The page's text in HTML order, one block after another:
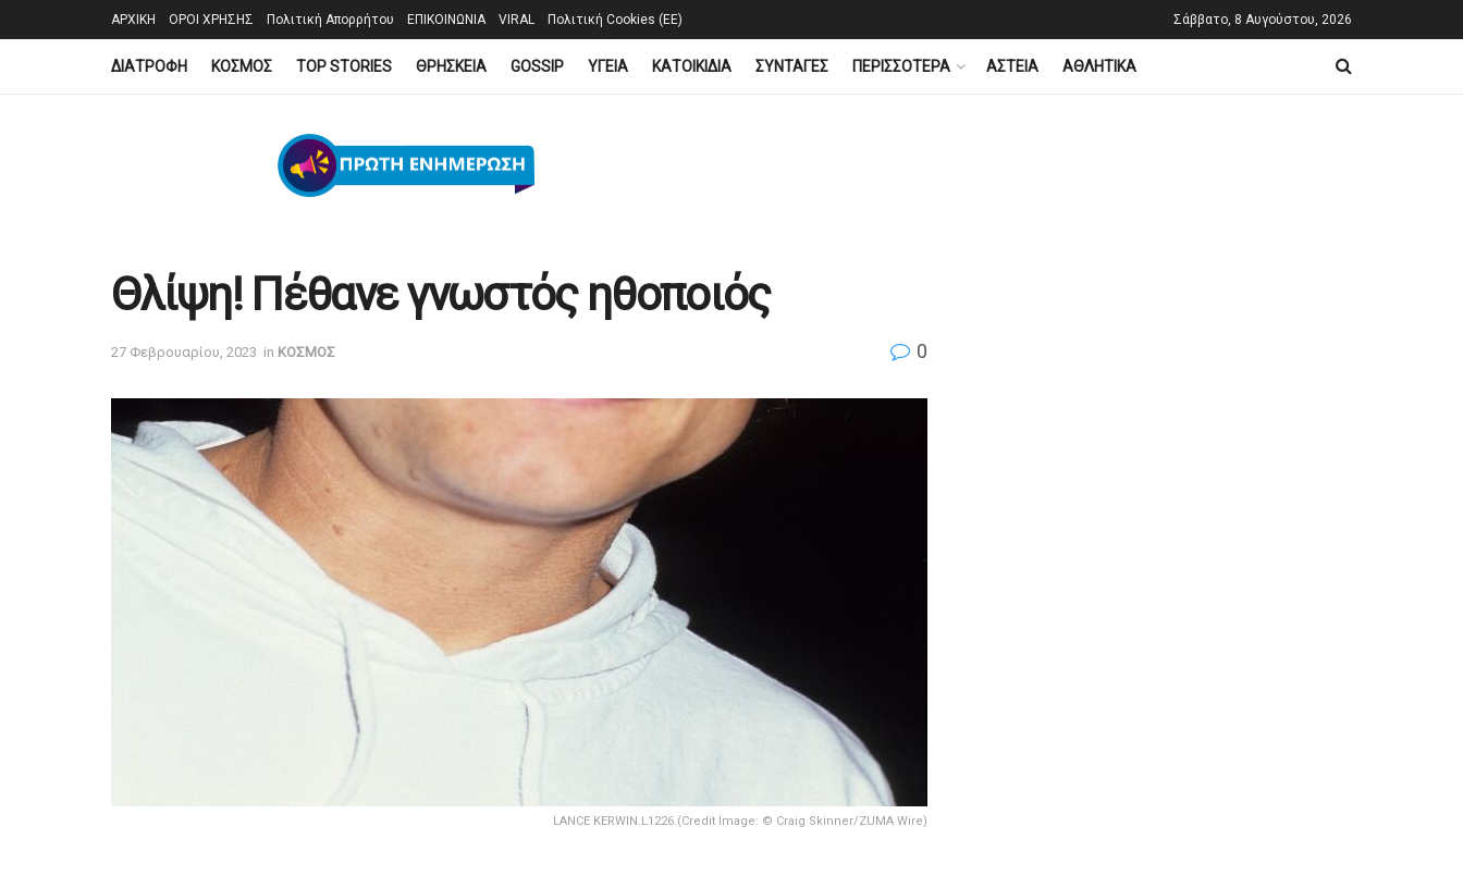
ΑΡΧΙΚΗ ΟΡΟΙ ΧΡΗΣΗΣ Πολιτική Απορρήτου ΕΠΙΚΟΙΝΩΝΙΑ VIRAL Πολιτική Cookies (ΕΕ) Σάββατο, 8 Αυγούστου, 2026
ΔΙΑΤΡΟΦΗ ΚΟΣΜΟΣ TOP STORIES ΘΡΗΣΚΕΙΑ GOSSIP YΓΕΙΑ ΚΑΤΟΙΚΙΔΙΑ ΣΥΝΤΑΓΕΣ ΠΕΡΙΣΣΟΤΕΡΑ ΑΣΤΕΙΑ ΑΘΛΗΤΙΚΑ
Θλίψη! Πέθανε γνωστός ηθοποιός
27 Φεβρουαρίου, 2023 in ΚΟΣΜΟΣ 0
LANCE KERWIN.L1226.(Credit Image: © Craig Skinner/ZUMA Wire)